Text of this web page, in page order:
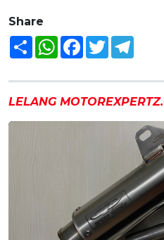
Share
Share WhatsAppFacebook
Twitter
LELANG